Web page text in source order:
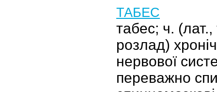
ТАБЕС
табес; ч.
розлад)
нервової
переважно